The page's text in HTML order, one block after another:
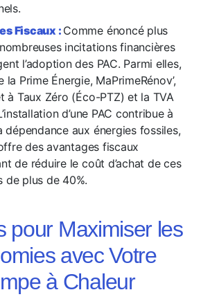
Fiscaux : Comme énoncé plus
incitations financières
l’adoption des PAC. Parmi elles,
la Prime Énergie, MaPrimeRénov’,
à Taux Zéro (Éco-PTZ) et la TVA
d’une PAC contribue à
dépendance aux énergies fossiles,
des avantages fiscaux
de réduire le coût d’achat de ces
de plus de 40%.
pour Maximiser les
avec Votre
à Chaleur